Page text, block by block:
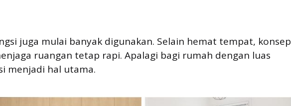
juga mulai banyak digunakan. Selain hemat tempat, konsep
ruangan tetap rapi. Apalagi bagi rumah dengan luas
menjadi hal utama.